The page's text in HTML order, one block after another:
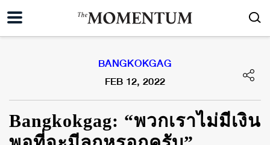
BANGKOKGAG
FEB 12, 2022
Bangkokgag: “พวกเราไม่มีเงิน